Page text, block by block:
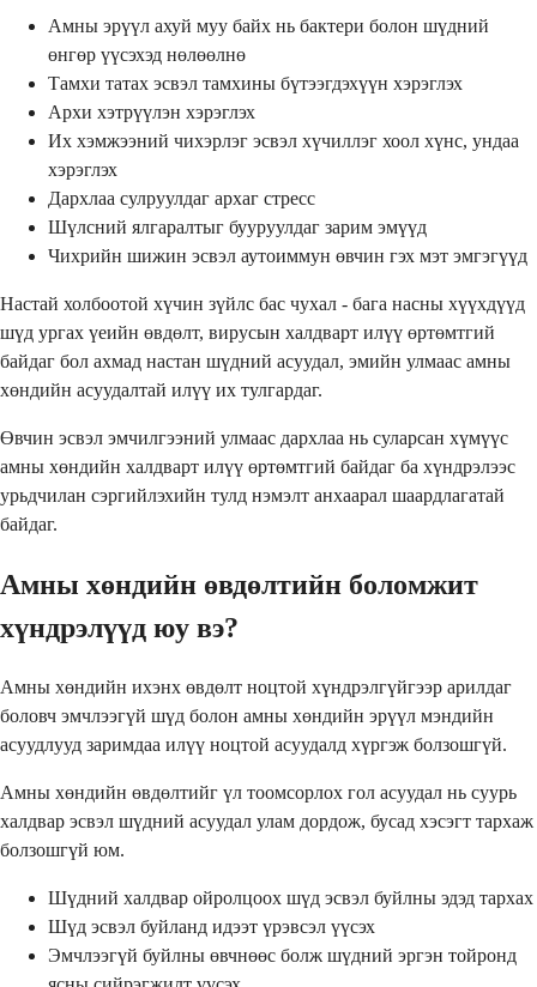
Амны эрүүл ахуй муу байх нь бактери болон шүдний
өнгөр үүсэхэд нөлөөлнө
Тамхи татах эсвэл тамхины бүтээгдэхүүн хэрэглэх
Архи хэтрүүлэн хэрэглэх
Их хэмжээний чихэрлэг эсвэл хүчиллэг хоол хүнс, ундаа
хэрэглэх
Дархлаа сулруулдаг архаг стресс
Шүлсний ялгаралтыг бууруулдаг зарим эмүүд
Чихрийн шижин эсвэл аутоиммун өвчин гэх мэт эмгэгүүд
Настай холбоотой хүчин зүйлс бас чухал - бага насны хүүхдүүд
шүд ургах үеийн өвдөлт, вирусын халдварт илүү өртөмтгий
байдаг бол ахмад настан шүдний асуудал, эмийн улмаас амны
хөндийн асуудалтай илүү их тулгардаг.
Өвчин эсвэл эмчилгээний улмаас дархлаа нь суларсан хүмүүс
амны хөндийн халдварт илүү өртөмтгий байдаг ба хүндрэлээс
урьдчилан сэргийлэхийн тулд нэмэлт анхаарал шаардлагатай
байдаг.
Амны хөндийн өвдөлтийн боломжит
хүндрэлүүд юу вэ?
Амны хөндийн ихэнх өвдөлт ноцтой хүндрэлгүйгээр арилдаг
боловч эмчлээгүй шүд болон амны хөндийн эрүүл мэндийн
асуудлууд заримдаа илүү ноцтой асуудалд хүргэж болзошгүй.
Амны хөндийн өвдөлтийг үл тоомсорлох гол асуудал нь суурь
халдвар эсвэл шүдний асуудал улам дордож, бусад хэсэгт тархаж
болзошгүй юм.
Шүдний халдвар ойролцоох шүд эсвэл буйлны эдэд тархах
Шүд эсвэл буйланд идээт үрэвсэл үүсэх
Эмчлээгүй буйлны өвчнөөс болж шүдний эргэн тойронд